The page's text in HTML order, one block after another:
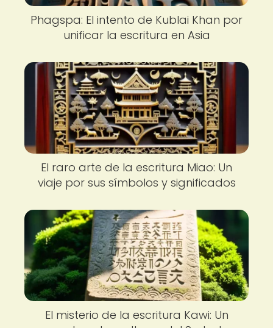
Phagspa: El intento de Kublai Khan por
unificar la escritura en Asia
El raro arte de la escritura Miao: Un
viaje por sus símbolos y significados
El misterio de la escritura Kawi: Un